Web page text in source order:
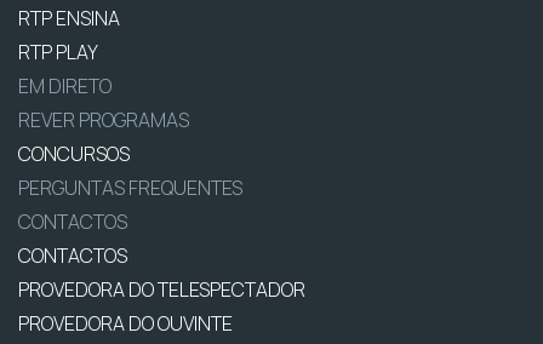
RTP ENSINA
RTP PLAY
EM DIRETO
REVER PROGRAMAS
CONCURSOS
PERGUNTAS FREQUENTES
CONTACTOS
CONTACTOS
PROVEDORA DO TELESPECTADOR
PROVEDORA DO OUVINTE